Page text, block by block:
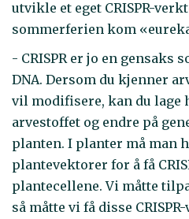
utvikle et eget CRISPR-
sommerferien kom
- CRISPR er jo en gensaks
DNA. Dersom du kjenner
vil modifisere, kan du lage
arvestoffet og endre på
planten. I planter må man
plantevektorer for å få
plantecellene. Vi måtte
så måtte vi få disse